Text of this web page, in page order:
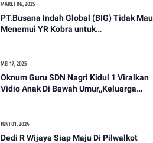
MARET 06, 2025
PT.Busana Indah Global (BIG) Tidak Mau
Menemui YR Kobra untuk
MEI 17, 2025
Oknum Guru SDN Nagri Kidul 1 Viralkan
Vidio Anak Di Bawah Umur,,Keluarga
JUNI 01, 2024
Dedi R Wijaya Siap Maju Di Pilwalkot